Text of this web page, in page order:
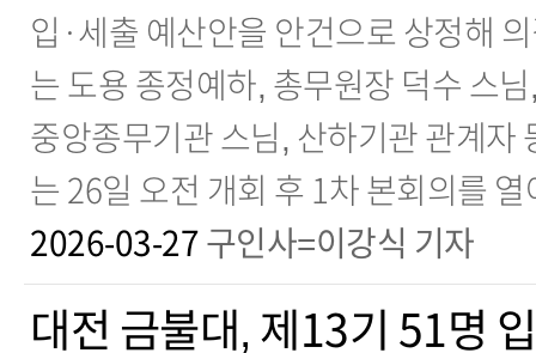
입·세출 예산안을 안건으로 상정해
는 도용 종정예하, 총무원장 덕수 스
중앙종무기관 스님, 산하기관 관계자
는 26일 오전 개회 후 1차 본회의를
2026-03-27 구인사=이강식 기자
대전 금불대, 제13기 51명